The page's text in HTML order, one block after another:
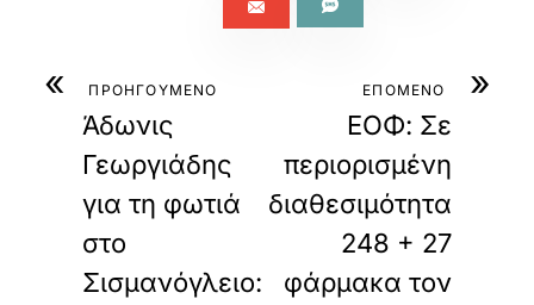
« ΠΡΟΗΓΟΥΜΕΝΟ
Άδωνις
Γεωργιάδης
για τη φωτιά
στο
Σισμανόγλειο:
»
ΕΠΟΜΕΝΟ
ΕΟΦ: Σε
περιορισμένη
διαθεσιμότητα
248 + 27
φάρμακα τον